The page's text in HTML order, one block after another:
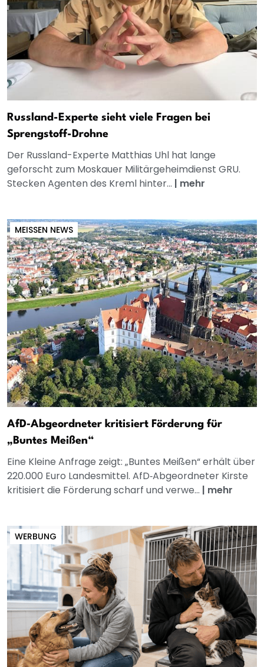
Russland-Experte sieht viele Fragen bei
Sprengstoff-Drohne
Der Russland-Experte Matthias Uhl hat lange
geforscht zum Moskauer Militärgeheimdienst GRU.
Stecken Agenten des Kreml hinter... | mehr
MEISSEN NEWS
AfD‑Abgeordneter kritisiert Förderung für
„Buntes Meißen“
Eine Kleine Anfrage zeigt: „Buntes Meißen“ erhält über
220.000 Euro Landesmittel. AfD‑Abgeordneter Kirste
kritisiert die Förderung scharf und verwe... | mehr
WERBUNG